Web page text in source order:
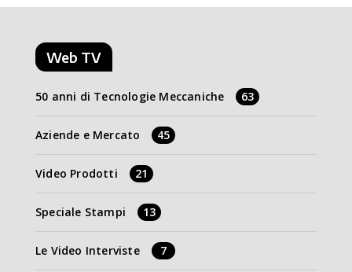
Web TV
50 anni di Tecnologie Meccaniche 63
Aziende e Mercato 45
Video Prodotti 21
Speciale Stampi 13
Le Video Interviste 7